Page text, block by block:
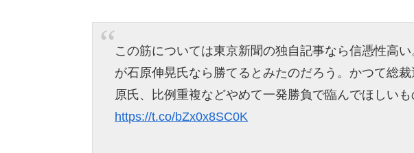
この筋については東京新聞の独自記事なら信憑性高
が石原伸晃氏なら勝てるとみたのだろう。かつて総
原氏、比例重複などやめて一発勝負で臨んでほしいも
https://t.co/bZx0x8SC0K